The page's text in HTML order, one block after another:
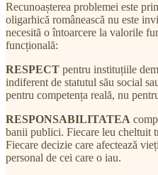
Recunoașterea problemei este
oligarhică românească nu este
necesită o întoarcere la valorile
funcțională:
RESPECT pentru instituțiile
indiferent de statutul său social
pentru competența reală, nu
RESPONSABILITATEA
banii publici. Fiecare leu cheltuit
Fiecare decizie care afectează
personal de cei care o iau.